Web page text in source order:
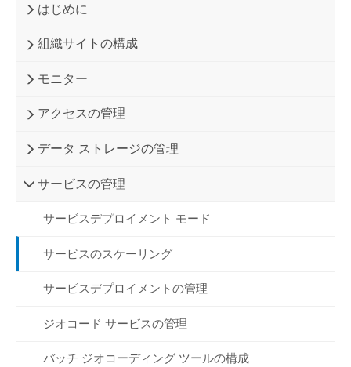
はじめに
組織サイトの構成
モニター
アクセスの管理
データ ストレージの管理
サービスの管理
サービスデプロイメント モード
サービスのスケーリング
サービスデプロイメントの管理
ジオコード サービスの管理
バッチ ジオコーディング ツールの構成